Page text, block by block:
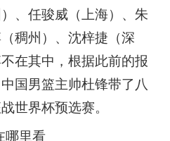
、任骏威（上海）、朱
稠州）、沈梓捷（深
在其中，根据此前的报
国男篮主帅杜锋带了八
世界杯预选赛。
哪里看